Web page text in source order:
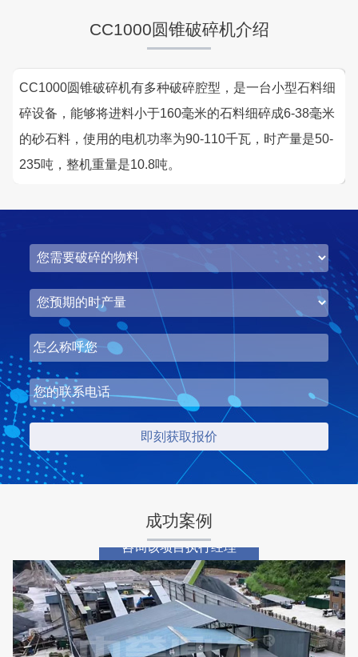
CC1000圆锥破碎机介绍
CC1000圆锥破碎机有多种破碎腔型，是一台小型石料细
碎设备，能够将进料小于160毫米的石料细碎成6-38毫米
的砂石料，使用的电机功率为90-110千瓦，时产量是50-
235吨，整机重量是10.8吨。
成功案例
项目业主 生产原料
咨询该项目执行经理
湖北省荆州市鼎盛矿业时产2000吨高钙石破碎生产
线
项目坐标
湖北省荆州市
设计产能
时产2000吨
项目业主 生产原料
咨询该项目执行经理